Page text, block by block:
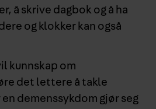
å skrive dagbok og å ha
og klokker kan også
kunnskap om
det lettere å takle
demenssykdom gjør seg